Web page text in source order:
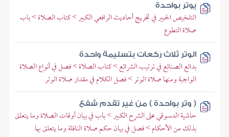
يوتر بواحدة
التلخيص الحبير في تخريج أحاديث الرافعي الكبير > كتاب الصلاة > باب
صلاة التطوع
الوتر ثلاث ركعات بتسليمة واحدة
بدائع الصنائع في ترتيب الشرائع > كتاب الصلاة > فصل في أنواع الصلاة
الواجبة ومنها صلاة الوتر > فصل الكلام في مقدار صلاة الوتر
( وتر بواحدة ) من غير تقدم شفع
حاشية الدسوقي على الشرح الكبير > باب في بيان أوقات الصلاة وما يتعلق
بذلك من الأحكام > فصل في بيان حكم صلاة النافلة وما يتعلق بها